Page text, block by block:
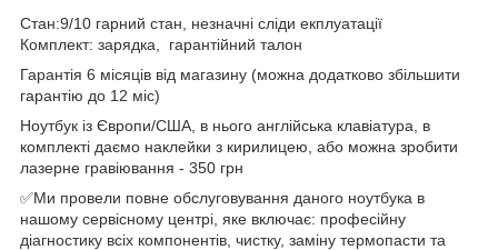
Стан:9/10 гарний стан, незначні сліди екплуатації
Комплект: зарядка, гарантійний талон
Гарантія 6 місяців від магазину (можна додатково збільшити
гарантію до 12 міс)
Ноутбук із Європи/США, в нього англійська клавіатура, в
комплекті даємо наклейки з кирилицею, або можна зробити
лазерне гравіювання - 350 грн
✅Ми провели повне обслуговування даного ноутбука в
нашому сервісному центрі, яке включає: професійну
діагностику всіх компонентів, чистку, заміну термопасти та